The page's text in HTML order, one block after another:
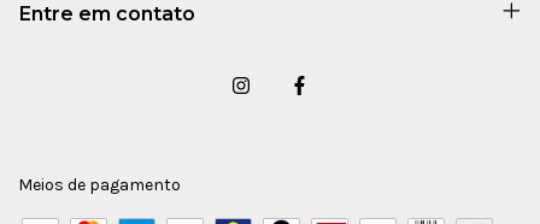
Entre em contato
Meios de pagamento